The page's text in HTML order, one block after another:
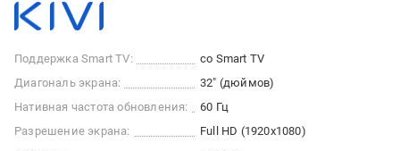
Поддержка Smart TV:
со Smart TV
Диагональ экрана:
32″ (дюймов)
Нативная частота обновления:
60 Гц
Разрешение экрана:
Full HD (1920х1080)